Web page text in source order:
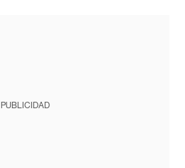
PUBLICIDAD